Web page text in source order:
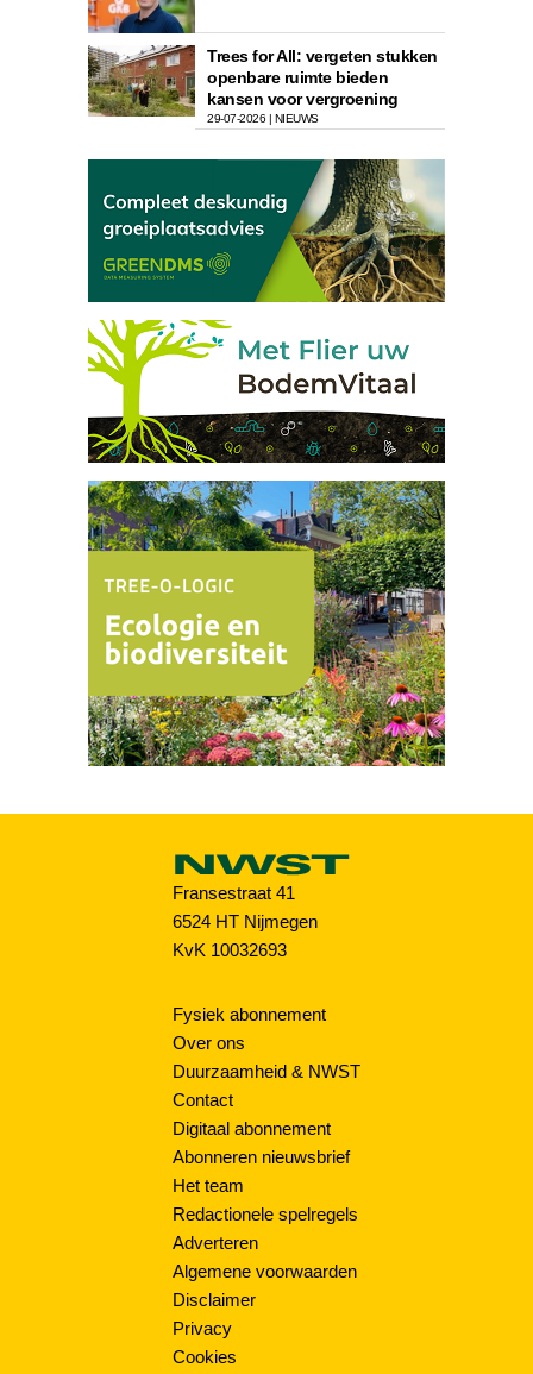
Trees for All: vergeten stukken
openbare ruimte bieden
kansen voor vergroening
29-07-2026 | NIEUWS
Fransestraat 41
6524 HT Nijmegen
KvK 10032693
Fysiek abonnement
Over ons
Duurzaamheid & NWST
Contact
Digitaal abonnement
Abonneren nieuwsbrief
Het team
Redactionele spelregels
Adverteren
Algemene voorwaarden
Disclaimer
Privacy
Cookies